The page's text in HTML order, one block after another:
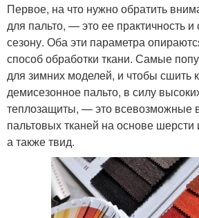
Первое, на что нужно обратить
для пальто, — это ее практичность и
сезону. Оба эти параметра
способ обработки ткани. Самые
для зимних моделей, и чтобы сшить
демисезонное пальто, в силу
теплозащиты, — это всевозможные
пальтовых тканей на основе шерсти
а также твид.